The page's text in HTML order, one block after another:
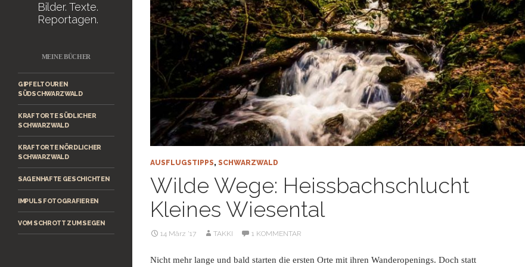
AUSFLUGSTIPPS, SCHWARZWALD
Wilde Wege: Heissbachschlucht
Kleines Wiesental
14 März ’17 TAKKI 1 KOMMENTAR
Nicht mehr lange und bald starten die ersten Orte mit ihren Wanderopenings. Doch statt
Bilder. Texte.
Reportagen.
MEINE BÜCHER
GIPFELTOUREN
SÜDSCHWARZWALD
KRAFTORTE SÜDLICHER
SCHWARZWALD
KRAFTORTE NÖRDLICHER
SCHWARZWALD
SAGENHAFTE GESCHICHTEN
IMPULS FOTOGRAFIEREN
VOM SCHROTT ZUM SEGEN